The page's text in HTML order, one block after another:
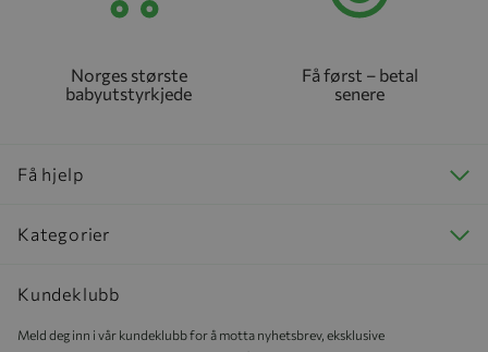
Norges største
babyutstyrkjede
Få først – betal
senere
Få hjelp
Kategorier
Kundeklubb
Meld deg inn i vår kundeklubb for å motta nyhetsbrev, eksklusive